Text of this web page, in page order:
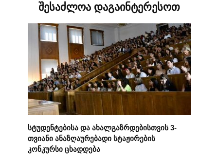
შესაძლოა დაგაინტერესოთ
სტუდენტებისა და ახალგაზრდებისთვის 3-
თვიანი ანაზღაურებადი სტაჟირების
კონკურსი ცხადდება